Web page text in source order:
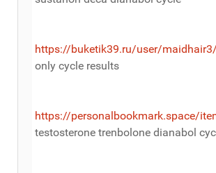
https://buketik39.ru/user/maidhair3/
only cycle results
https://personalbookmark.space/
testosterone trenbolone dianabol